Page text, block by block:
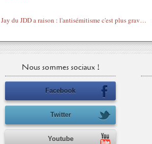
Jay du JDD a raison : l'antisémitisme c'est plus grave que le racisme
Nous sommes sociaux !
Facebook
Twitter
Youtube